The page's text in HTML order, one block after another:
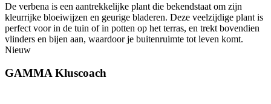
De verbena is een aantrekkelijke plant die bekendstaat om zijn
kleurrijke bloeiwijzen en geurige bladeren. Deze veelzijdige plant is
perfect voor in de tuin of in potten op het terras, en trekt bovendien
vlinders en bijen aan, waardoor je buitenruimte tot leven komt.
Nieuw
GAMMA Kluscoach